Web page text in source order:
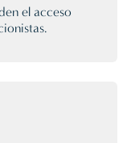
el acceso